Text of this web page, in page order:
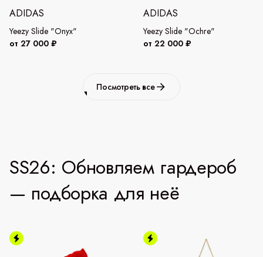
ADIDAS
Yeezy Slide "Onyx"
от 27 000 ₽
ADIDAS
Yeezy Slide "Ochre"
от 22 000 ₽
Посмотреть все
SS26: Обновляем гардероб
— подборка для неё